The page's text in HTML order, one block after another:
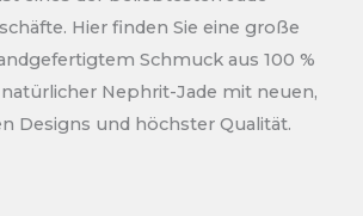
Hier finden Sie eine große
Schmuck aus 100 %
Nephrit-Jade mit neuen,
Designs und höchster Qualität.